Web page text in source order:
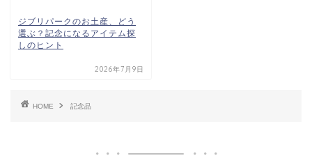
ジブリパークのお土産、どう
選ぶ？記念になるアイテム探
しのヒント
2026年7月9日
HOME 記念品